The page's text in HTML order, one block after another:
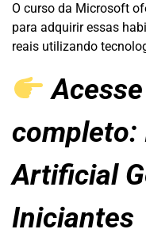
O curso da Microsoft
para adquirir essas
reais utilizando
completo:
Artificial
Iniciantes